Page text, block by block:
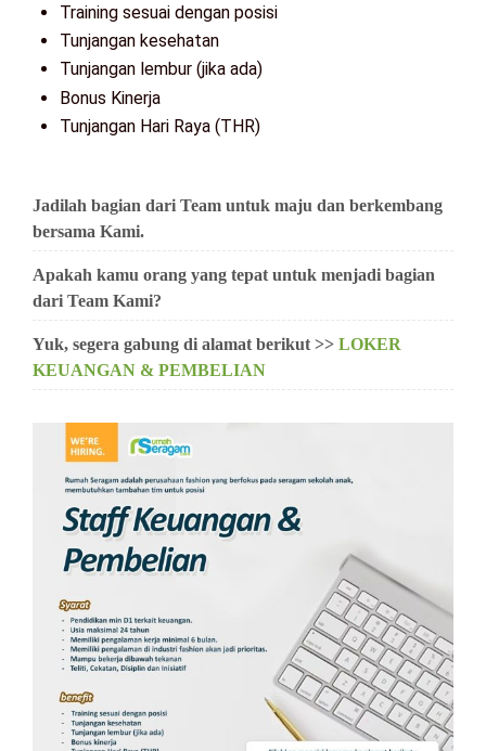
Training sesuai dengan posisi
Tunjangan kesehatan
Tunjangan lembur (jika ada)
Bonus Kinerja
Tunjangan Hari Raya (THR)
Jadilah bagian dari Team untuk maju dan berkembang
bersama Kami.
Apakah kamu orang yang tepat untuk menjadi bagian
dari Team Kami?
Yuk, segera gabung di alamat berikut >> LOKER
KEUANGAN & PEMBELIAN